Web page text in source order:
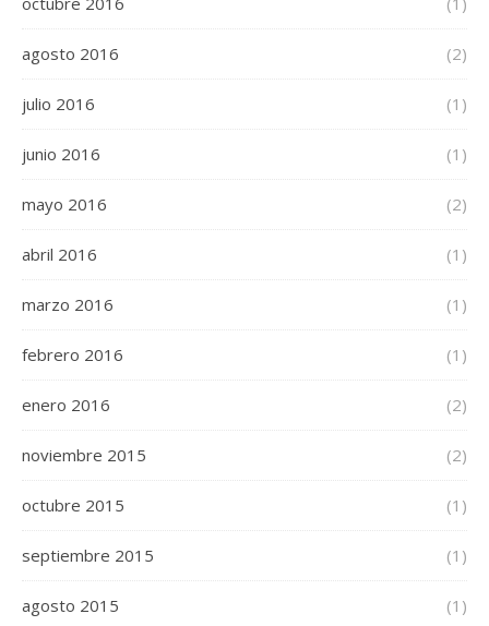
agosto 2016 (2)
julio 2016 (1)
junio 2016 (1)
mayo 2016 (2)
abril 2016 (1)
marzo 2016 (1)
febrero 2016 (1)
enero 2016 (2)
noviembre 2015 (2)
octubre 2015 (1)
septiembre 2015 (1)
agosto 2015 (1)